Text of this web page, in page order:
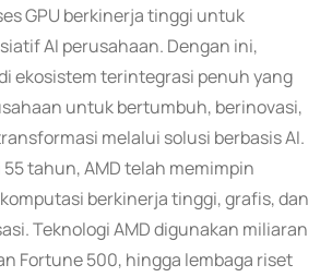
GPU berkinerja tinggi untuk
AI perusahaan. Dengan ini,
ekosistem terintegrasi penuh yang
untuk bertumbuh, berinovasi,
melalui solusi berbasis AI.
tahun, AMD telah memimpin
berkinerja tinggi, grafis, dan
Teknologi AMD digunakan miliaran
Fortune 500, hingga lembaga riset